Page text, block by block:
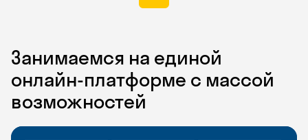
Занимаемся на единой
онлайн-платформе с массой
возможностей